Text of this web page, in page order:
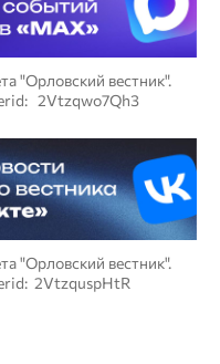
"Орловский вестник".
2Vtzqwo7Qh3
"Орловский вестник".
2VtzquspHtR